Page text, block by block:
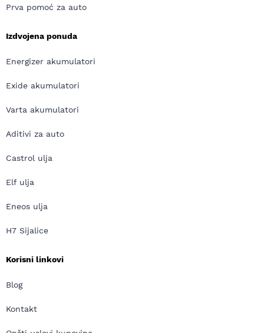
Prva pomoć za auto
Izdvojena ponuda
Energizer akumulatori
Exide akumulatori
Varta akumulatori
Aditivi za auto
Castrol ulja
Elf ulja
Eneos ulja
H7 Sijalice
Korisni linkovi
Blog
Kontakt